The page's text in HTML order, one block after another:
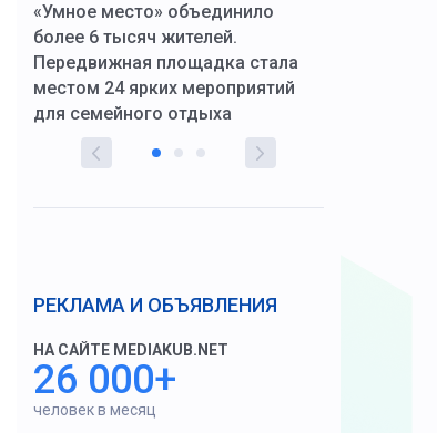
«Умное место» объединило
более 6 тысяч жителей.
Передвижная площадка стала
местом 24 ярких мероприятий
для семейного отдыха
РЕКЛАМА И ОБЪЯВЛЕНИЯ
НА САЙТЕ MEDIAKUB.NET
26 000+
человек в месяц